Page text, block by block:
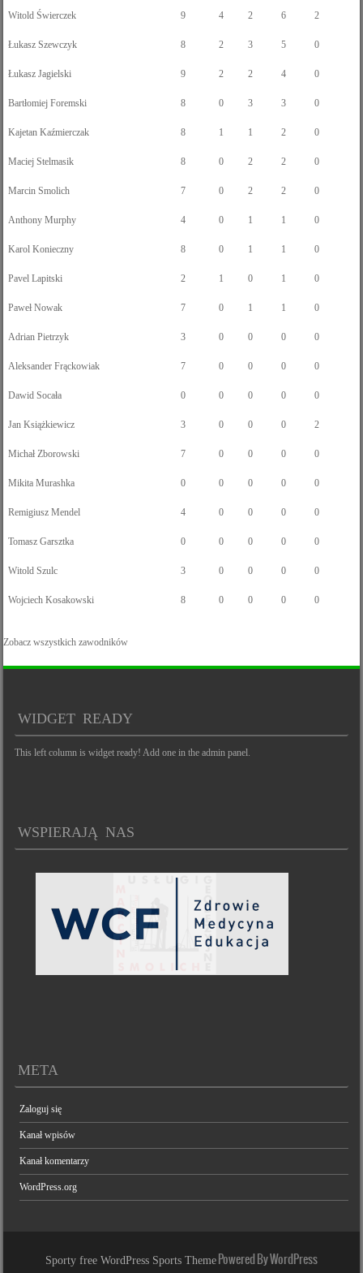
Witold Świerczek 9 4 2 6 2
Łukasz Szewczyk 8 2 3 5 0
Łukasz Jagielski 9 2 2 4 0
Bartłomiej Foremski 8 0 3 3 0
Kajetan Kaźmierczak 8 1 1 2 0
Maciej Stelmasik 8 0 2 2 0
Marcin Smolich 7 0 2 2 0
Anthony Murphy 4 0 1 1 0
Karol Konieczny 8 0 1 1 0
Pavel Lapitski 2 1 0 1 0
Paweł Nowak 7 0 1 1 0
Adrian Pietrzyk 3 0 0 0 0
Aleksander Frąckowiak 7 0 0 0 0
Dawid Socała 0 0 0 0 0
Jan Książkiewicz 3 0 0 0 2
Michał Zborowski 7 0 0 0 0
Mikita Murashka 0 0 0 0 0
Remigiusz Mendel 4 0 0 0 0
Tomasz Garsztka 0 0 0 0 0
Witold Szulc 3 0 0 0 0
Wojciech Kosakowski 8 0 0 0 0
Zobacz wszystkich zawodników
WIDGET READY
This left column is widget ready! Add one in the admin panel.
WSPIERAJĄ NAS
META
Zaloguj się
Kanał wpisów
Kanał komentarzy
WordPress.org
Sporty free WordPress Sports Theme Powered By WordPress